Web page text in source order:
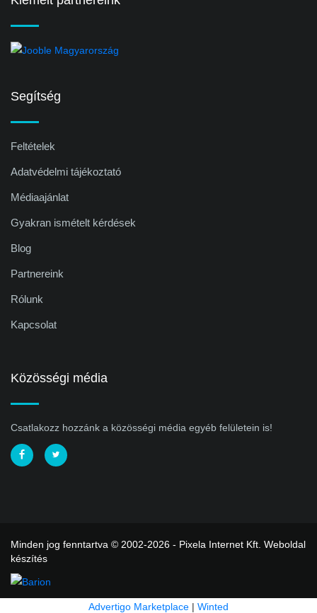
Segítség
Feltételek
Adatvédelmi tájékoztató
Médiaajánlat
Gyakran ismételt kérdések
Blog
Partnereink
Rólunk
Kapcsolat
Közösségi média
Csatlakozz hozzánk a közösségi média egyéb felületein is!
Minden jog fenntartva © 2002-2026 - Pixela Internet Kft. Weboldal
készítés
Advertigo Marketplace | Winted